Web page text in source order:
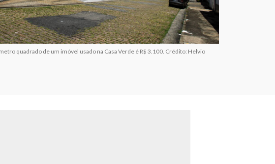
quadrado de um imóvel usado na Casa Verde é R$ 3.100. Crédito: Helvio